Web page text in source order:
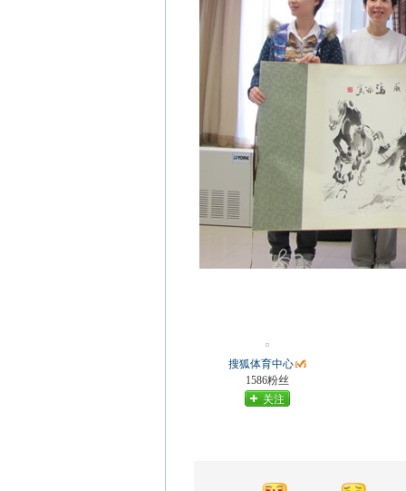
搜狐体育中心
1586粉丝
关注